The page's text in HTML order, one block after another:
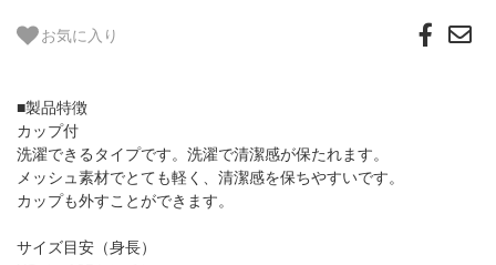
お気に入り
■製品特徴
カップ付
洗濯できるタイプです。洗濯で清潔感が保たれます。
メッシュ素材でとても軽く、清潔感を保ちやすいです。
カップも外すことができます。
サイズ目安（身長）